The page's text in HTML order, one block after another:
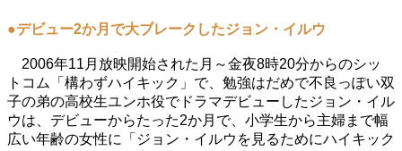
●デビュー2か月で大ブレークしたジョン・イルウ
2006年11月放映開始された月～金夜8時20分からのシッ
トコム「構わずハイキック」で、勉強はだめで不良っぽい双
子の弟の高校生ユンホ役でドラマデビューしたジョン・イル
ウは、デビューからたった2か月で、小学生から主婦まで幅
広い年齢の女性に「ジョン・イルウを見るためにハイキック